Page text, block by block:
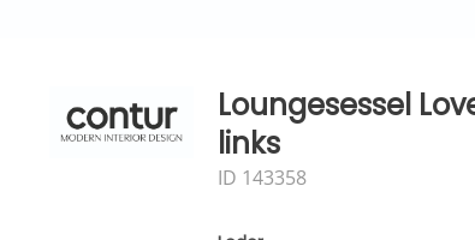
Loungesessel
links
ID 143358